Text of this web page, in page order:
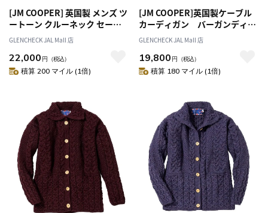
[JM COOPER] 英国製 メンズ ツ
ートーン クルーネック セータ
ー ネイビー L[オススメ対象]
GLENCHECK JAL Mall 店
22,000 円 （税込）
積算 200 マイル (1倍)
[JM COOPER]英国製ケーブル
カーディガン バーガンディ
M
GLENCHECK JAL Mall 店
19,800 円 （税込）
積算 180 マイル (1倍)